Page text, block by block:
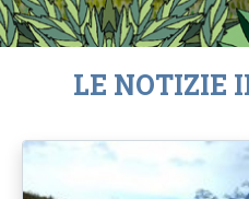
LE NOTIZIE